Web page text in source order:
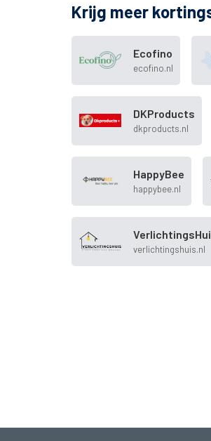
Krijg meer
Ecofino
ecofino.nl
DKProducts
dkproducts.nl
HappyBee
happybee.nl
verlichtingshuis.nl